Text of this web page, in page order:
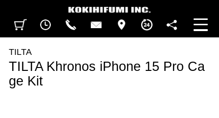
BUSINESS HOURS
FOLLOW US
TILTA
TILTA Khronos iPhone 15 Pro Ca
ge Kit